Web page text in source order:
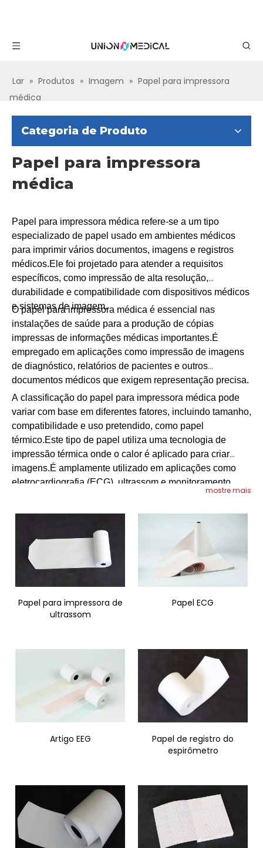
Lar » Produtos » Imagem » Papel para impressora
médica
Categoria de Produto
Papel para impressora
médica
Papel para impressora médica refere-se a um tipo
especializado de papel usado em ambientes médicos
para imprimir vários documentos, imagens e registros
médicos.Ele foi projetado para atender a requisitos
específicos, como impressão de alta resolução,
durabilidade e compatibilidade com dispositivos médicos
e sistemas de imagem.
O papel para impressora médica é essencial nas
instalações de saúde para a produção de cópias
impressas de informações médicas importantes.É
empregado em aplicações como impressão de imagens
de diagnóstico, relatórios de pacientes e outros
documentos médicos que exigem representação precisa.
A classificação do papel para impressora médica pode
variar com base em diferentes fatores, incluindo tamanho,
compatibilidade e uso pretendido, como papel
térmico.Este tipo de papel utiliza uma tecnologia de
impressão térmica onde o calor é aplicado para criar
imagens.É amplamente utilizado em aplicações como
eletrocardiografia (ECG), ultrassom e monitoramento
mostre mais
Papel para impressora de
ultrassom
Papel ECG
Artigo EEG
Papel de registro do
espirômetro